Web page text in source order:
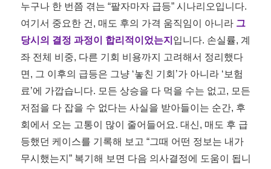
누구나 한 번쯤 겪는 “팔자마자 급등” 시나리오입니다.
여기서 중요한 건, 매도 후의 가격 움직임이 아니라 그
당시의 결정 과정이 합리적이었는지 입니다. 손실률, 계
좌 전체 비중, 다른 기회 비용까지 고려해서 정리했다
면, 그 이후의 급등은 그냥 ‘놓친 기회’가 아니라 ‘보험
료’에 가깝습니다. 모든 상승을 다 먹을 수는 없고, 모든
저점을 다 잡을 수 없다는 사실을 받아들이는 순간, 후
회에서 오는 고통이 많이 줄어들어요. 대신, 매도 후 급
등했던 케이스를 기록해 보고 “그때 어떤 정보는 내가
무시했는지” 복기해 보면 다음 의사결정에 도움이 됩니